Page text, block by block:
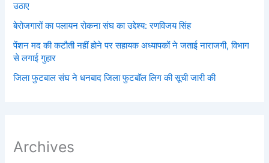
उठाए
बेरोजगारों का पलायन रोकना संघ का उद्देश्य: रणविजय सिंह
पेंशन मद की कटौती नहीं होने पर सहायक अध्यापकों ने जताई नाराजगी, विभाग
से लगाई गुहार
जिला फुटबाल संघ ने धनबाद जिला फुटबॉल लिग की सूची जारी की
Archives